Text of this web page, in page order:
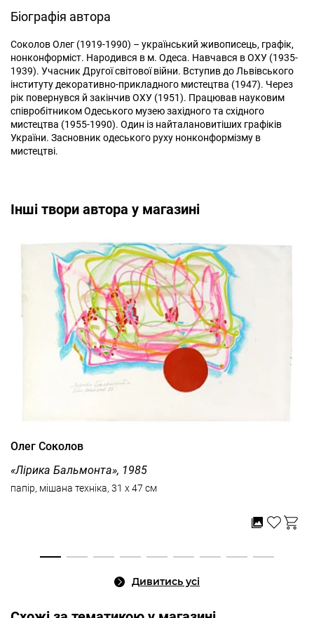
Біографія автора
Соколов Олег (1919-1990) – український живописець, графік,
нонконформіст. Народився в м. Одеса. Навчався в ОХУ (1935-
1939). Учасник Другої світової війни. Вступив до Львівського
інституту декоративно-прикладного мистецтва (1947). Через
рік повернувся й закінчив ОХУ (1951). Працював науковим
співробітником Одеського музею західного та східного
мистецтва (1955-1990). Один із найталановитіших графіків
України. Засновник одеського руху нонконформізму в
мистецтві.
Інші твори автора у магазині
Олег Соколов
«Лірика Бальмонта», 1985
папір, мішана техніка, 31 x 47 см
Дивитись усі